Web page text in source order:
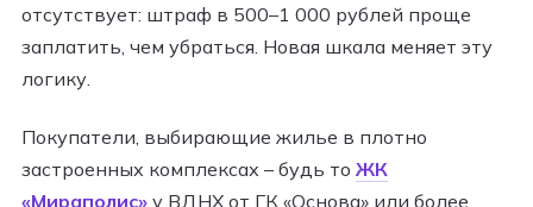
отсутствует: штраф в 500–1 000 рублей проще
заплатить, чем убраться. Новая шкала меняет эту
логику.
Покупатели, выбирающие жилье в плотно
застроенных комплексах – будь то ЖК
«Мираполис» у ВДНХ от ГК «Основа» или более